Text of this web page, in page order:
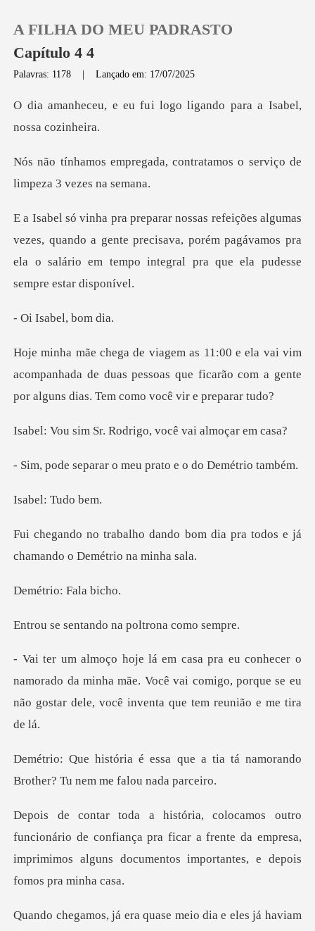
0
Histórico
Baixar App
A FILHA DO MEU PADRASTO
Capítulo 4 4
Palavras: 1178 |Lançado em: 17/07/2025
i logo ligando para a Is
a, contratamos o serviço d
es, quando a gente precisava, porém pagávamos pra
ela o salári
sabel,
m
acompanhada de duas pessoas que ficarão com a gente
r. Rodrigo, você v
r o meu prato e o d
l: Tud
do bom dia pra todos e já
cha
io: Fal
tando na poltr
morado da minha mãe. Você vai comigo, porque se eu
não go
que a tia tá namorando
Brother?
rio de confiança pra ficar a frente da empresa,
imprimimos
era quase meio dia e